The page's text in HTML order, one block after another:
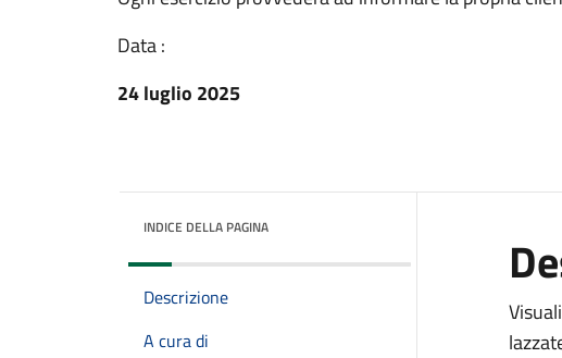
Data :
24 luglio 2025
INDICE DELLA PAGINA
Descrizione
A cura di